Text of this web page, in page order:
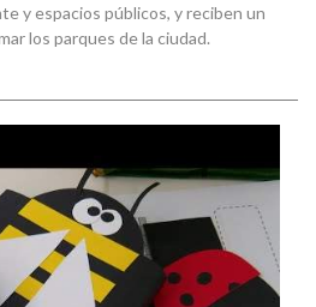
y espacios públicos, y reciben un
los parques de la ciudad.